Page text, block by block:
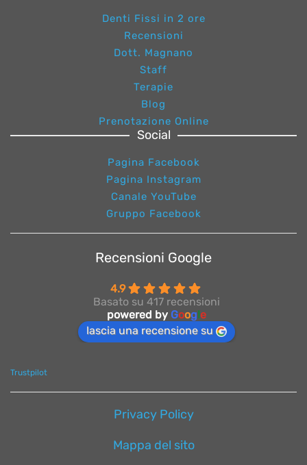
Denti Fissi in 2 ore
Recensioni
Dott. Magnano
Staff
Terapie
Blog
Prenotazione Online
Social
Pagina Facebook
Pagina Instagram
Canale YouTube
Gruppo Facebook
Recensioni Google
4.9
Basato su 417 recensioni
powered by Goog e
lascia una recensione su
Trustpilot
Privacy Policy
Mappa del sito